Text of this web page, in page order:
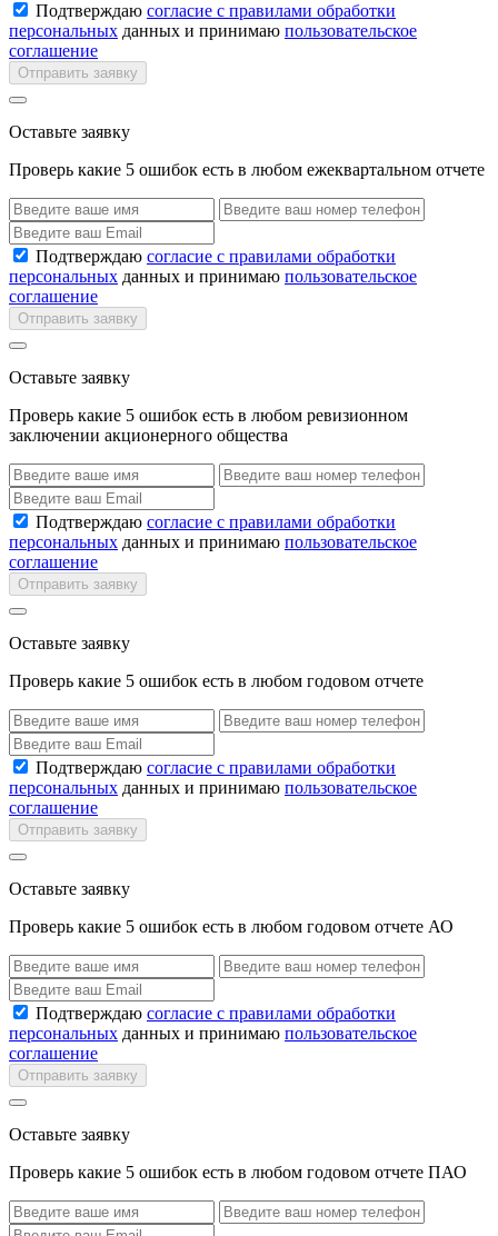
Подтверждаю согласие с правилами обработки
персональных данных и принимаю пользовательское
соглашение
Отправить заявку
Оставьте заявку
Проверь какие 5 ошибок есть в любом ежеквартальном отчете
Подтверждаю согласие с правилами обработки
персональных данных и принимаю пользовательское
соглашение
Отправить заявку
Оставьте заявку
Проверь какие 5 ошибок есть в любом ревизионном
заключении акционерного общества
Подтверждаю согласие с правилами обработки
персональных данных и принимаю пользовательское
соглашение
Отправить заявку
Оставьте заявку
Проверь какие 5 ошибок есть в любом годовом отчете
Подтверждаю согласие с правилами обработки
персональных данных и принимаю пользовательское
соглашение
Отправить заявку
Оставьте заявку
Проверь какие 5 ошибок есть в любом годовом отчете АО
Подтверждаю согласие с правилами обработки
персональных данных и принимаю пользовательское
соглашение
Отправить заявку
Оставьте заявку
Проверь какие 5 ошибок есть в любом годовом отчете ПАО